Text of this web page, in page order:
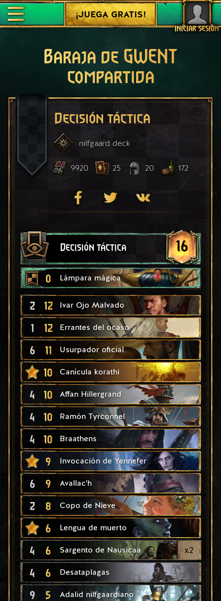
INICIAR SESIÓN
¡JUEGA GRATIS!
Baraja de GWENT
compartida
Decisión táctica
nilfgaard deck
9920 25 20 172
Decisión táctica 16
0 Lámpara mágica
2 12 Ivar Ojo Malvado
1 12 Errantes del ocaso
6 11 Usurpador oficial
10 Canícula korathi
4 10 Affan Hillergrand
4 10 Ramón Tyrconnel
4 10 Braathens
9 Invocación de Yennefer
6 9 Avallac'h
2 8 Copo de Nieve
6 Lengua de muerto
4 6 Sargento de Nausicaa x2
4 6 Desataplagas
9 5 Adalid nilfgaardiano